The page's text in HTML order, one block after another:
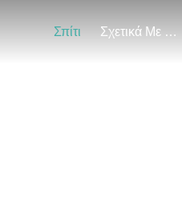
Σπίτι Σχετικά Με Εμάς